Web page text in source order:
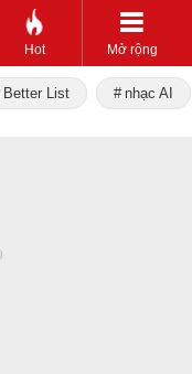
Hot Mở rộng
Better List nhạc AI